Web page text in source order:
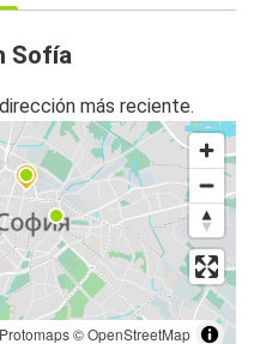
Sofía
más reciente.
Protomaps©OpenStreetMap